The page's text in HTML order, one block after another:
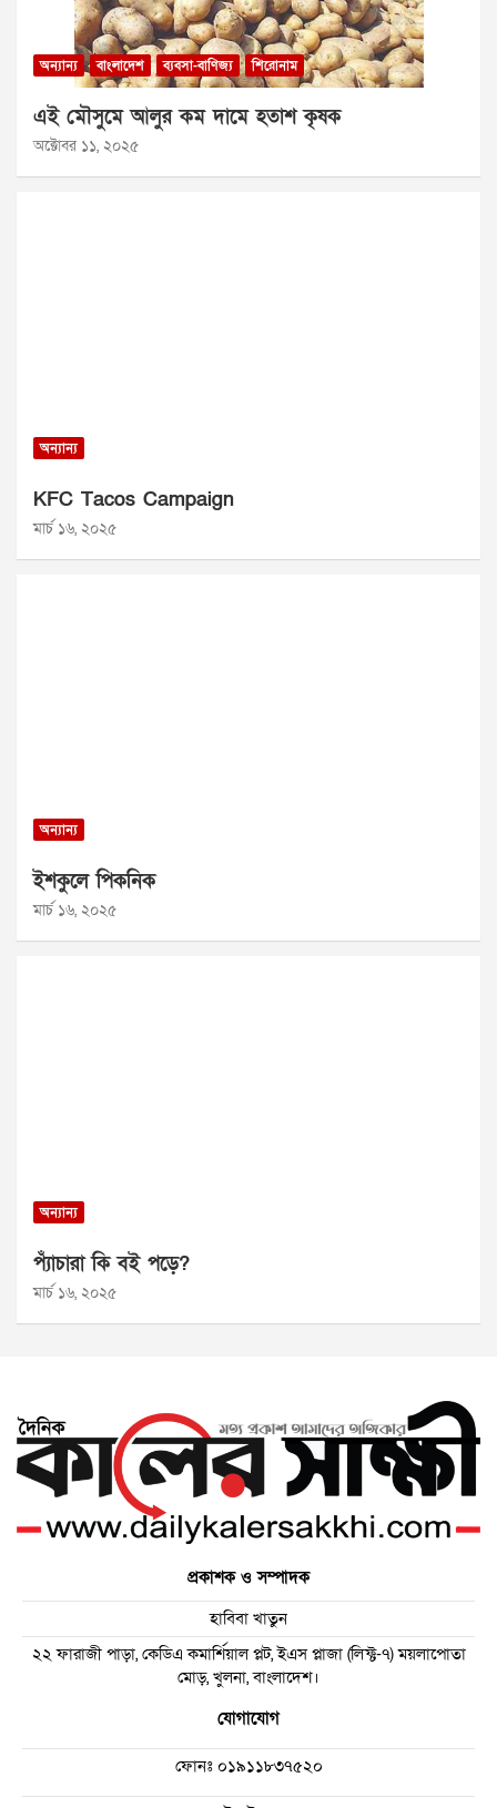
অন্যান্য বাংলাদেশ ব্যবসা-বাণিজ্য শিরোনাম
এই মৌসুমে আলুর কম দামে হতাশ কৃষক
অক্টোবর ১১, ২০২৫
অন্যান্য
KFC Tacos Campaign
মার্চ ১৬, ২০২৫
অন্যান্য
ইশকুলে পিকনিক
মার্চ ১৬, ২০২৫
অন্যান্য
প্যাঁচারা কি বই পড়ে?
মার্চ ১৬, ২০২৫
প্রকাশক ও সম্পাদক
হাবিবা খাতুন
২২ ফারাজী পাড়া, কেডিএ কমার্শিয়াল প্লট, ইএস প্লাজা (লিফ্ট-৭) ময়লাপোতা
মোড়, খুলনা, বাংলাদেশ।
যোগাযোগ
ফোনঃ০১৯১১৮৩৭৫২০